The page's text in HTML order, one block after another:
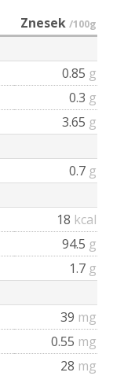
Znesek /100g
0.85 g
0.3 g
3.65 g
0.7 g
18 kcal
94.5 g
1.7 g
39 mg
0.55 mg
28 mg